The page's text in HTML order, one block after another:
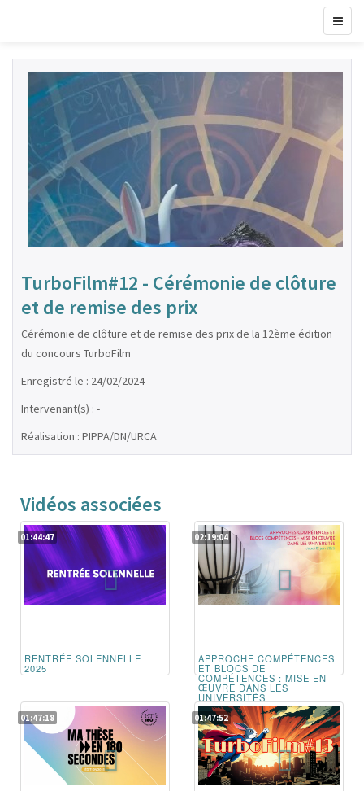
TurboFilm#12 - Cérémonie de clôture
et de remise des prix
Cérémonie de clôture et de remise des prix de la 12ème édition
du concours TurboFilm
Enregistré le : 24/02/2024
Intervenant(s) : -
Réalisation : PIPPA/DN/URCA
Vidéos associées
RENTRÉE SOLENNELLE
2025
01:44:47
APPROCHE COMPÉTENCES
ET BLOCS DE
COMPÉTENCES : MISE EN
ŒUVRE DANS LES
UNIVERSITÉS
02:19:04
01:47:18 01:47:52